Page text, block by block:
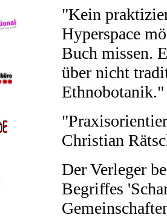
"Kein
Hyperspace
Buch missen.
über nicht
Ethnobotanik."
Christian
Der Verleger
Begriffes